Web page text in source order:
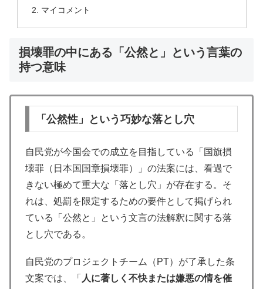
マイコメント
損壊罪の中にある「公然と」という言葉の
持つ意味
「公然性」という巧妙な落とし穴
自民党が今国会での成立を目指している「国旗損
壊罪（日本国国章損壊罪）」の法案には、看過で
きない極めて重大な「落とし穴」が存在する。そ
れは、処罰を限定するための要件として掲げられ
ている「公然と」という文言の法解釈に関する落
とし穴である。
自民党のプロジェクトチーム（PT）が了承した条
文案では、「 人に著しく不快または嫌悪の情を催